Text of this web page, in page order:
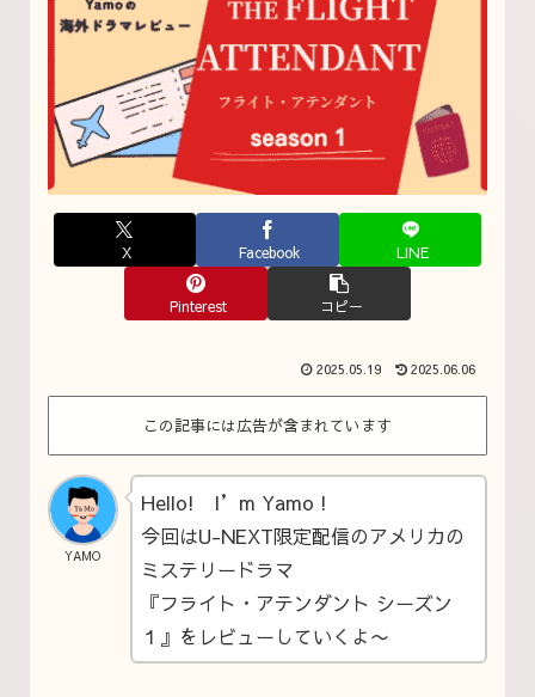
X Facebook LINE
Pinterest コピー
2025.05.19 2025.06.06
この記事には広告が含まれています
YAMO
Hello! I’m Yamo !
今回はU-NEXT限定配信のアメリカの
ミステリードラマ
『フライト・アテンダント シーズン
１』をレビューしていくよ〜